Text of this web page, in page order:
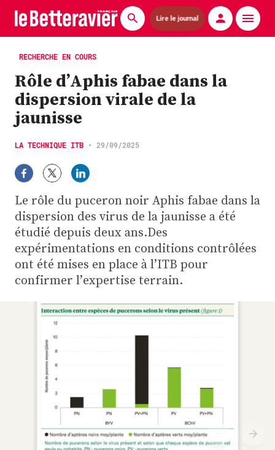
Lire le journal
Actualités
Économie
Agronomie
Matériels
La technique ITB
Pommes de terre
Guides pratiques
Chasse
Plus
Abonnez-vous
RECHERCHE EN COURS
Rôle d’Aphis fabae dans la
dispersion virale de la
jaunisse
LA TECHNIQUE ITB • 29/09/2025
Le rôle du puceron noir Aphis fabae dans la
dispersion des virus de la jaunisse a été
étudié depuis deux ans.Des
expérimentations en conditions contrôlées
ont été mises en place à l’ITB pour
confirmer l’expertise terrain.